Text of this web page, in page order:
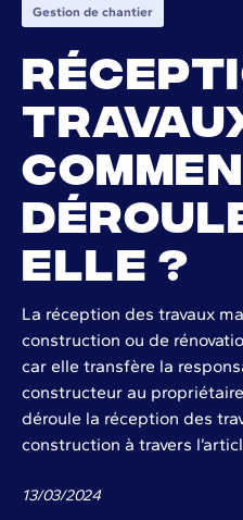
Gestion de chantier
elle ?
La réception des travaux
construction ou de
car elle transfère la
constructeur au
déroule la réception des
construction à travers
13/03/2024